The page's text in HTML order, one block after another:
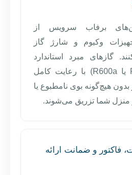
برفاب سرویس از
وکیوم و شارژ گاز
گازهای مبرد استاندارد
(مانند R134a یا R600a) با رعایت کامل
هیچ‌گونه بوی نامطبوع یا
منزل شما تزریق می‌شوند.
فاکتور و ضمانت ارائه